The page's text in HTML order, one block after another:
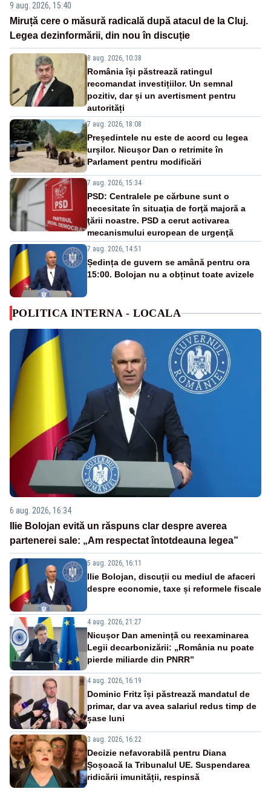
9 aug. 2026, 15:40
Miruță cere o măsură radicală după atacul de la Cluj.
Legea dezinformării, din nou în discuție
8 aug. 2026, 10:38
România își păstrează ratingul
recomandat investițiilor. Un semnal
pozitiv, dar și un avertisment pentru
autorități
7 aug. 2026, 18:08
Președintele nu este de acord cu legea
urșilor. Nicușor Dan o retrimite în
Parlament pentru modificări
7 aug. 2026, 15:34
PSD: Centralele pe cărbune sunt o
necesitate în situaţia de forţă majoră a
ţării noastre. PSD a cerut activarea
mecanismului european de urgenţă
7 aug. 2026, 14:51
Ședința de guvern se amână pentru ora
15:00. Bolojan nu a obținut toate avizele
POLITICA INTERNA - LOCALA
6 aug. 2026, 16:34
Ilie Bolojan evită un răspuns clar despre averea
partenerei sale: „Am respectat întotdeauna legea”
5 aug. 2026, 16:11
Ilie Bolojan, discuții cu mediul de afaceri
despre economie, taxe și reformele fiscale
4 aug. 2026, 21:27
Nicușor Dan amenință cu reexaminarea
Legii decarbonizării: „România nu poate
pierde miliarde din PNRR”
4 aug. 2026, 16:19
Dominic Fritz își păstrează mandatul de
primar, dar va avea salariul redus timp de
șase luni
3 aug. 2026, 16:22
Decizie nefavorabilă pentru Diana
Șoșoacă la Tribunalul UE. Suspendarea
ridicării imunității, respinsă